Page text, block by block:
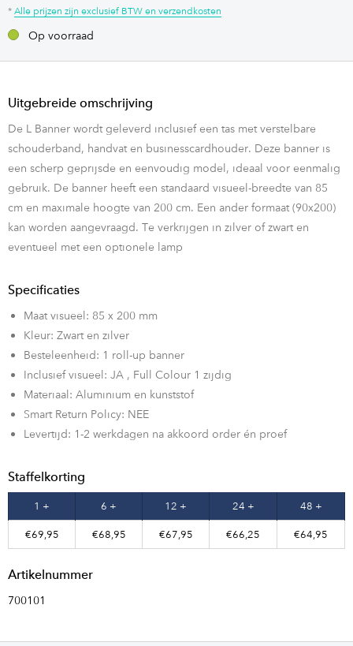
*Alle prijzen zijn exclusief BTW en verzendkosten
Op voorraad
Uitgebreide omschrijving
De L Banner wordt geleverd inclusief een tas met verstelbare
schouderband, handvat en businesscardhouder. Deze banner is
een scherp geprijsde en eenvoudig model, ideaal voor eenmalig
gebruik. De banner heeft een standaard visueel-breedte van 85
cm en maximale hoogte van 200 cm. Een ander formaat (90x200)
kan worden aangevraagd. Te verkrijgen in zilver of zwart en
eventueel met een optionele lamp
Specificaties
Maat visueel: 85 x 200 mm
Kleur: Zwart en zilver
Besteleenheid: 1 roll-up banner
Inclusief visueel: JA , Full Colour 1 zijdig
Materiaal: Aluminium en kunststof
Smart Return Policy: NEE
Levertijd: 1-2 werkdagen na akkoord order én proef
Staffelkorting
1 + 6 + 12 + 24 + 48 +
€69,95 €68,95 €67,95 €66,25 €64,95
Artikelnummer
700101